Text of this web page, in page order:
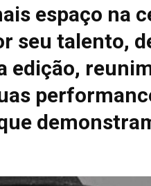
espaço na
seu talento,
edição,